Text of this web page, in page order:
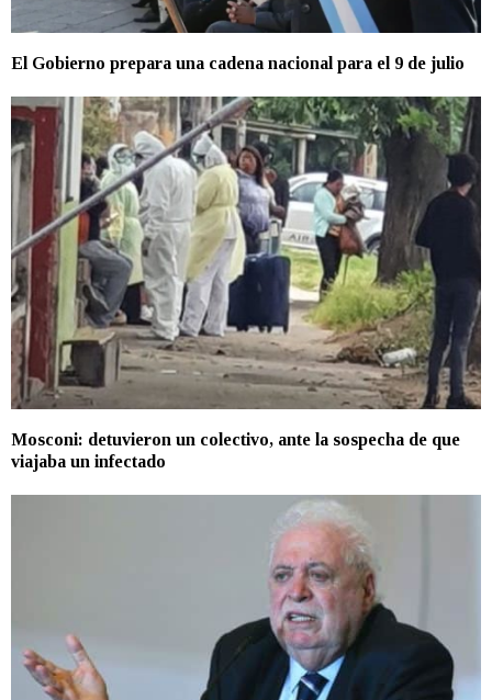
El Gobierno prepara una cadena nacional para el 9 de julio
Mosconi: detuvieron un colectivo, ante la sospecha de que
viajaba un infectado